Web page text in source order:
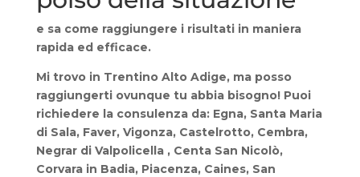
e sa come raggiungere i risultati in maniera
rapida ed efficace.
Mi trovo in Trentino Alto Adige, ma posso
raggiungerti ovunque tu abbia bisogno! Puoi
richiedere la consulenza da: Egna, Santa Maria
di Sala, Faver, Vigonza, Castelrotto, Cembra,
Negrar di Valpolicella , Centa San Nicolò,
Corvara in Badia, Piacenza, Caines, San